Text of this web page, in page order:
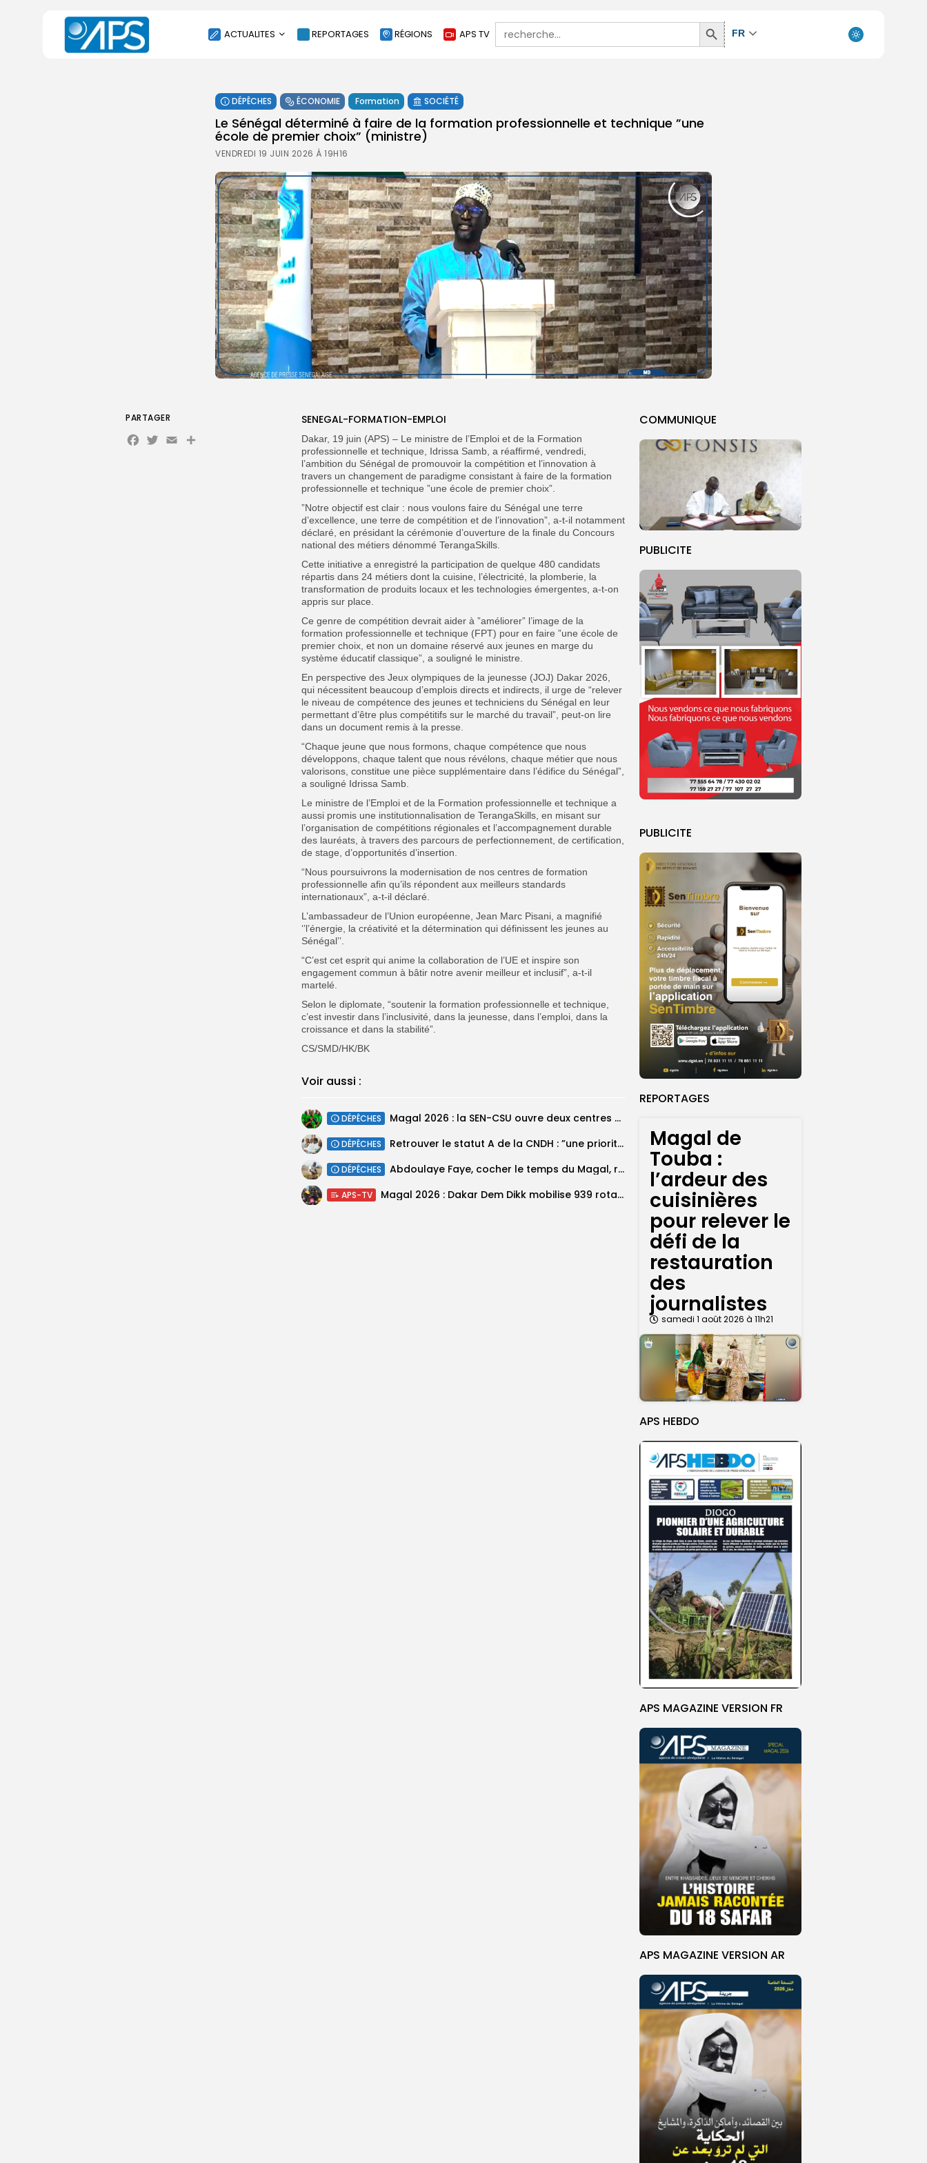
ACTUALITES
SOCIÉTÉ
ÉCONOMIE
CULTURE
ENVIRONNEMENT
INTERNATIONAL
AGENDA
SANTE
REPORTAGES RÉGIONS APS TV
Search
for:
Search
Button
FR
DÉPÊCHES ÉCONOMIE Formation SOCIÉTÉ
Le Sénégal déterminé à faire de la formation professionnelle et technique ”une
école de premier choix” (ministre)
VENDREDI 19 JUIN 2026 À 19H16
COMMUNIQUE
PUBLICITE
PUBLICITE
REPORTAGES
Magal de
Touba :
l’ardeur des
cuisinières
pour relever le
défi de la
restauration
des
journalistes
samedi 1 août 2026 à 11h21
APS HEBDO
APS MAGAZINE VERSION FR
APS MAGAZINE VERSION AR
SENEGAL-FORMATION-EMPLOI
Dakar, 19 juin (APS) – Le ministre de l’Emploi et de la Formation
professionnelle et technique, Idrissa Samb, a réaffirmé, vendredi,
l’ambition du Sénégal de promouvoir la compétition et l’innovation à
travers un changement de paradigme consistant à faire de la formation
professionnelle et technique ”une école de premier choix”.
”Notre objectif est clair : nous voulons faire du Sénégal une terre
d’excellence, une terre de compétition et de l’innovation”, a-t-il notamment
déclaré, en présidant la cérémonie d’ouverture de la finale du Concours
national des métiers dénommé TerangaSkills.
Cette initiative a enregistré la participation de quelque 480 candidats
répartis dans 24 métiers dont la cuisine, l’électricité, la plomberie, la
transformation de produits locaux et les technologies émergentes, a-t-on
appris sur place.
Ce genre de compétition devrait aider à ”améliorer” l’image de la
formation professionnelle et technique (FPT) pour en faire ”une école de
premier choix, et non un domaine réservé aux jeunes en marge du
système éducatif classique”, a souligné le ministre.
En perspective des Jeux olympiques de la jeunesse (JOJ) Dakar 2026,
qui nécessitent beaucoup d’emplois directs et indirects, il urge de “relever
le niveau de compétence des jeunes et techniciens du Sénégal en leur
permettant d’être plus compétitifs sur le marché du travail”, peut-on lire
dans un document remis à la presse.
“Chaque jeune que nous formons, chaque compétence que nous
développons, chaque talent que nous révélons, chaque métier que nous
valorisons, constitue une pièce supplémentaire dans l’édifice du Sénégal”,
a souligné Idrissa Samb.
Le ministre de l’Emploi et de la Formation professionnelle et technique a
aussi promis une institutionnalisation de TerangaSkills, en misant sur
l’organisation de compétitions régionales et l’accompagnement durable
des lauréats, à travers des parcours de perfectionnement, de certification,
de stage, d’opportunités d’insertion.
“Nous poursuivrons la modernisation de nos centres de formation
professionnelle afin qu’ils répondent aux meilleurs standards
internationaux”, a-t-il déclaré.
L’ambassadeur de l’Union européenne, Jean Marc Pisani, a magnifié
‘’l’énergie, la créativité et la détermination qui définissent les jeunes au
Sénégal’’.
“C’est cet esprit qui anime la collaboration de l’UE et inspire son
engagement commun à bâtir notre avenir meilleur et inclusif”, a-t-il
martelé.
Selon le diplomate, “soutenir la formation professionnelle et technique,
c’est investir dans l’inclusivité, dans la jeunesse, dans l’emploi, dans la
croissance et dans la stabilité”.
CS/SMD/HK/BK
Voir aussi :
DÉPÊCHES Magal 2026 : la SEN-CSU ouvre deux centres d’enrôlement à Touba
DÉPÊCHES Retrouver le statut A de la CNDH : ”une priorité nationale”, selon...
DÉPÊCHES Abdoulaye Faye, cocher le temps du Magal, rêve d’un lendemain meilleur
APS-TV Magal 2026 : Dakar Dem Dikk mobilise 939 rotations et transporte près...
PARTAGER
Facebook
Twitter
Email